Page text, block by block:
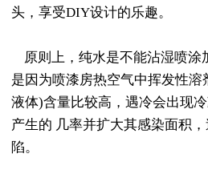
头，享受DIY设计的乐趣。
原则上，纯水是不能沾湿喷涂
是因为喷漆房热空气中挥发性
液体)含量比较高，遇冷会出现
产生的 几率并扩大其感染面积
陷。